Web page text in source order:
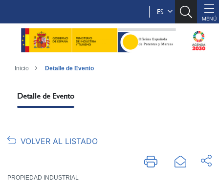
ES
Inicio Detalle de Evento
Detalle de Evento
VOLVER AL LISTADO
PROPIEDAD INDUSTRIAL